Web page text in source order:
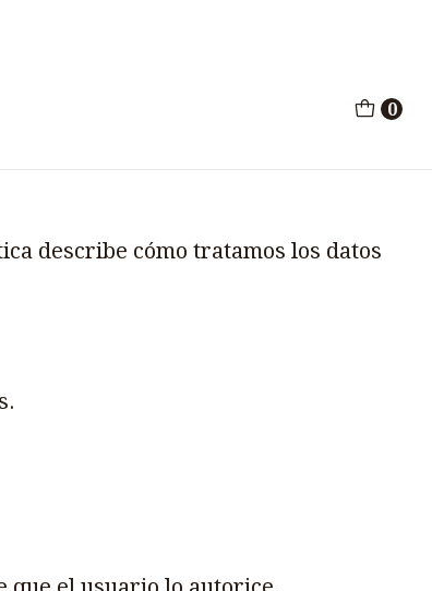
0
describe cómo tratamos los datos